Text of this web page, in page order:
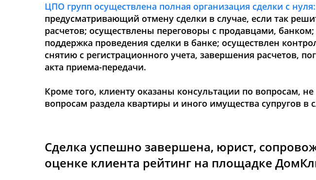
ЦПО групп осуществлена полная организация сделки с нуля:
предусматривающий отмену сделки в случае, если так
расчетов; осуществлены переговоры с продавцами,
поддержка проведения сделки в банке; осуществлен
снятию с регистрационного учета, завершения расчетов,
акта приема-передачи.
Кроме того, клиенту оказаны консультации по вопросам,
вопросам раздела квартиры и иного имущества супругов в
Сделка успешно завершена, юрист,
оценке клиента рейтинг на площадке